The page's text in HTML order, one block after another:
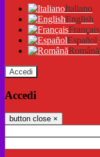
Italiano
English
Français
Español
Română
Accedi
Accedi
button close ×